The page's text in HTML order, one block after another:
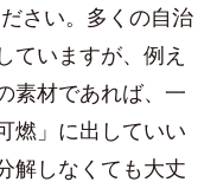
さい。多くの自治
ていますが、例え
素材であれば、一
燃」に出していい
解しなくても大丈